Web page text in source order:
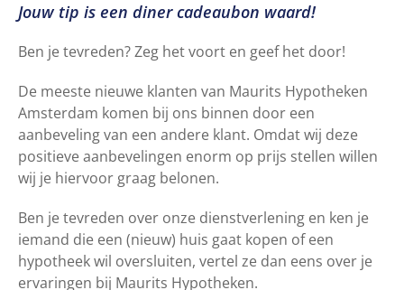
Jouw tip is een diner cadeaubon waard!
Ben je tevreden? Zeg het voort en geef het door!
De meeste nieuwe klanten van Maurits Hypotheken
Amsterdam komen bij ons binnen door een
aanbeveling van een andere klant. Omdat wij deze
positieve aanbevelingen enorm op prijs stellen willen
wij je hiervoor graag belonen.
Ben je tevreden over onze dienstverlening en ken je
iemand die een (nieuw) huis gaat kopen of een
hypotheek wil oversluiten, vertel ze dan eens over je
ervaringen bij Maurits Hypotheken.